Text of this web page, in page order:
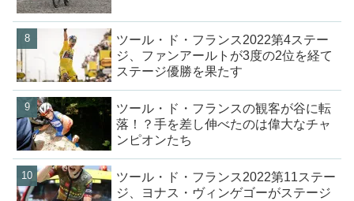
ツール・ド・フランス2022第4ステー
ジ、ファンアールトが3度の2位を経て
ステージ優勝を果たす
ツール・ド・フランスの観客が谷に転
落！？手を差し伸べたのは偉大なチャ
ンピオンたち
ツール・ド・フランス2022第11ステー
ジ、ヨナス・ヴィンゲゴーがステージ